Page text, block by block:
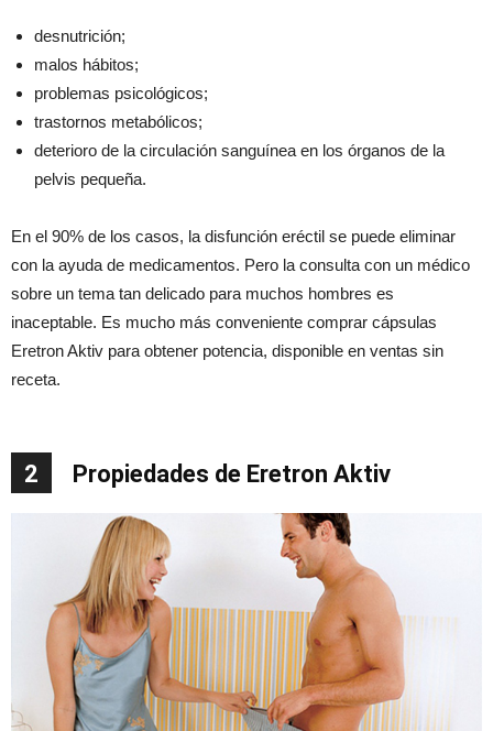
desnutrición;
malos hábitos;
problemas psicológicos;
trastornos metabólicos;
deterioro de la circulación sanguínea en los órganos de la
pelvis pequeña.
En el 90% de los casos, la disfunción eréctil se puede eliminar
con la ayuda de medicamentos. Pero la consulta con un médico
sobre un tema tan delicado para muchos hombres es
inaceptable. Es mucho más conveniente comprar cápsulas
Eretron Aktiv para obtener potencia, disponible en ventas sin
receta.
2 Propiedades de Eretron Aktiv